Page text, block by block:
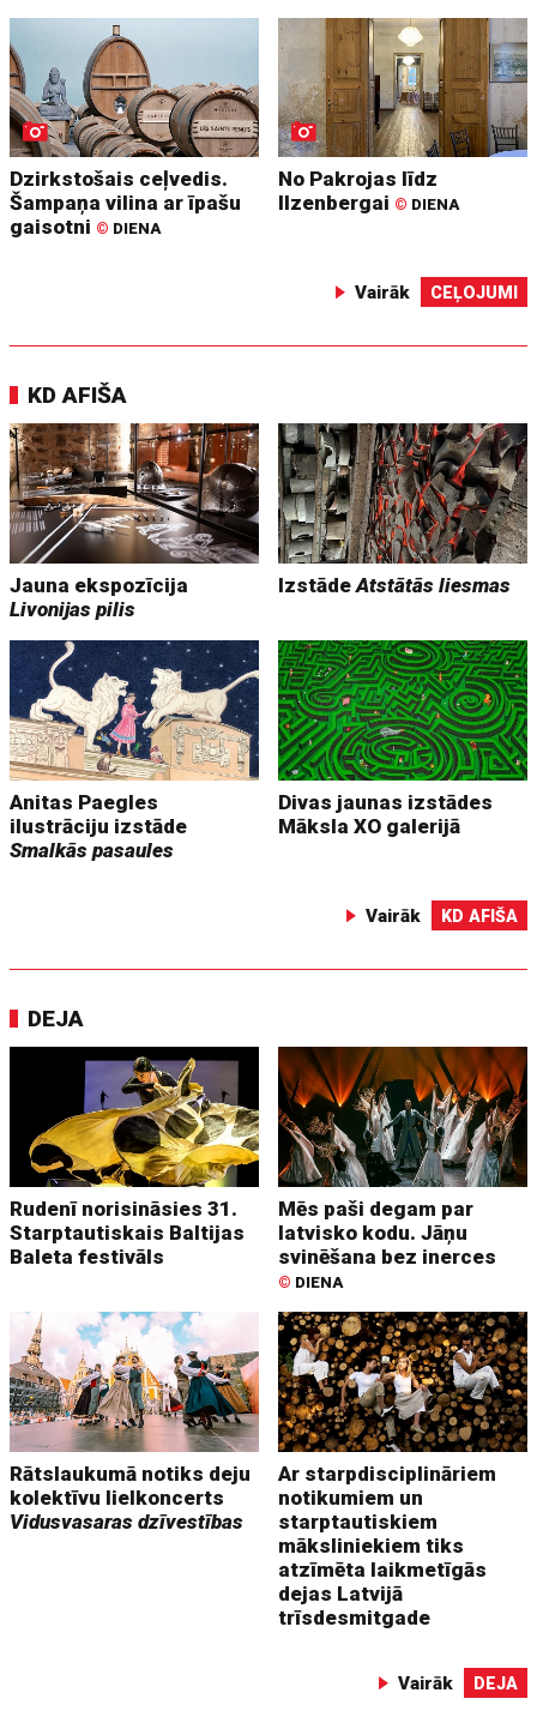
Dzirkstošais ceļvedis.
Šampaņa vilina ar īpašu
gaisotni © DIENA
No Pakrojas līdz
Ilzenbergai © DIENA
Vairāk CEĻOJUMI
KD AFIŠA
Jauna ekspozīcija
Livonijas pilis
IzstādeAtstātās liesmas
Anitas Paegles
ilustrāciju izstāde
Smalkās pasaules
Divas jaunas izstādes
Māksla XO galerijā
Vairāk KD AFIŠA
DEJA
Rudenī norisināsies 31.
Starptautiskais Baltijas
Baleta festivāls
Mēs paši degam par
latvisko kodu. Jāņu
svinēšana bez inerces
© DIENA
Rātslaukumā notiks deju
kolektīvu lielkoncerts
Vidusvasaras dzīvestības
Ar starpdisciplināriem
notikumiem un
starptautiskiem
māksliniekiem tiks
atzīmēta laikmetīgās
dejas Latvijā
trīsdesmitgade
Vairāk DEJA